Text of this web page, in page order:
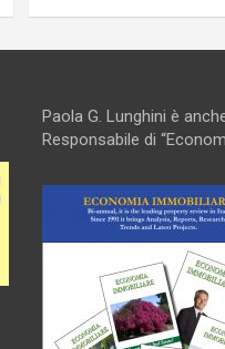
Paola G. Lunghini è
Responsabile di